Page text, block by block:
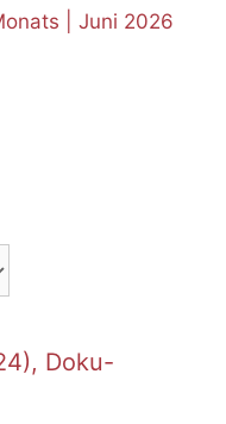
| Juni 2026
Doku-